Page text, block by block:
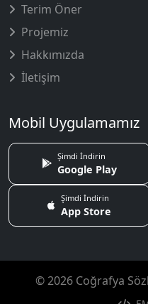
Terim Öner
Projemiz
Hakkımızda
İletişim
Mobil Uygulamamız
Şimdi İndirin
Google Play
Şimdi İndirin
App Store
© 2026 Coğrafya